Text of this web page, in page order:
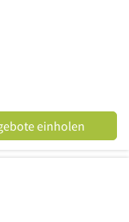
einholen